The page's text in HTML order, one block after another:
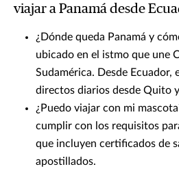
viajar a Panamá desde
¿Dónde queda Panamá y
ubicado en el istmo que une
Sudamérica. Desde Ecuador,
directos diarios desde Quito
¿Puedo viajar con mi
cumplir con los requisitos
que incluyen certificados de
apostillados.